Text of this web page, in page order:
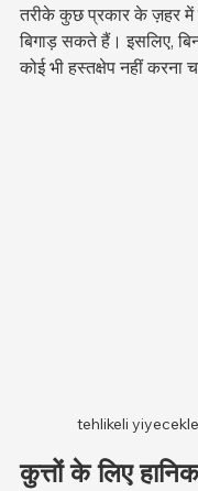
तरीके कुछ प्रकार के ज़हर में
बिगाड़ सकते हैं। इसलिए,
कोई भी हस्तक्षेप नहीं करना
tehlikeli
कुत्तों के लिए